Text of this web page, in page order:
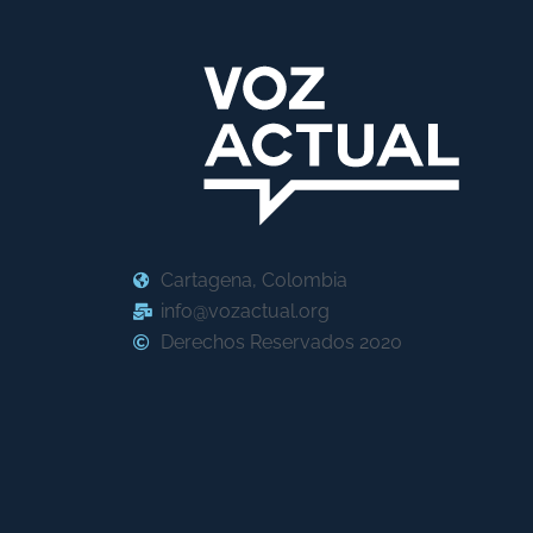
Cartagena, Colombia
info@vozactual.org
Derechos Reservados 2020